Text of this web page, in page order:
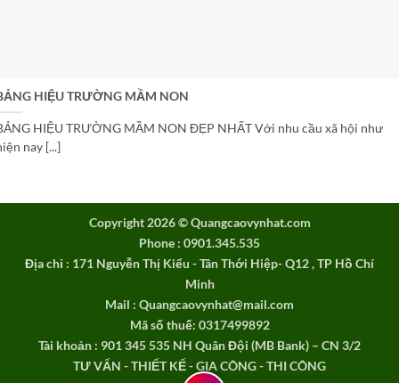
HIỆU TRƯỜNG MẦM NON
HIỆU TRƯỜNG MẦM NON ĐẸP NHẤT Với nhu cầu xã hội như
nay [...]
Copyright 2026 ©Quangcaovynhat.com
Phone : 0901.345.535
Địa chỉ : 171 Nguyễn Thị Kiểu - Tân Thới Hiệp- Q12 , TP Hồ Chí
Minh
Mail : Quangcaovynhat@mail.com
Mã số thuế: 0317499892
Tài khoản : 901 345 535 NH Quân Đội (MB Bank) – CN 3/2
TƯ VẤN - THIẾT KẾ - GIA CÔNG - THI CÔNG